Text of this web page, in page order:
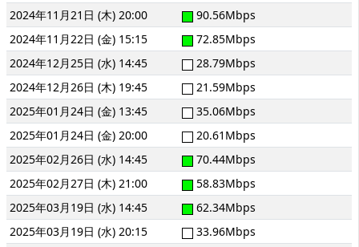
2024年11月21日 (木) 20:00
90.56Mbps
2024年11月22日 (金) 15:15
72.85Mbps
2024年12月25日 (水) 14:45
28.79Mbps
2024年12月26日 (木) 19:45
21.59Mbps
2025年01月24日 (金) 13:45
35.06Mbps
2025年01月24日 (金) 20:00
20.61Mbps
2025年02月26日 (水) 14:45
70.44Mbps
2025年02月27日 (木) 21:00
58.83Mbps
2025年03月19日 (水) 14:45
62.34Mbps
2025年03月19日 (水) 20:15
33.96Mbps